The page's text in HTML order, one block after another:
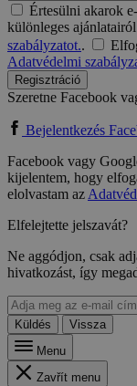
Értesülni akarok
különleges
szabályzatot..
Adatvédelmi
Regisztráció
Szeretne Facebook
Bejelentkezés
Facebook vagy
kijelentem, hogy
elolvastam az
Elfelejtette jelszavát?
Ne aggódjon, csak
hivatkozást, így
Küldés
Vissza
Menu
Zavřít menu